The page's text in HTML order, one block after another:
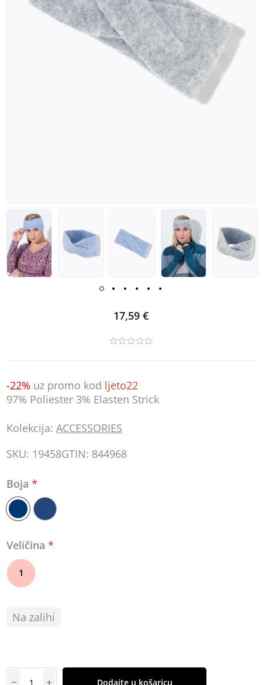
17,59 €
-22% uz promo kod ljeto22
97% Poliester 3% Elasten Strick
Kolekcija: ACCESSORIES
SKU: 19458GTIN: 844968
Boja*
Veličina*
1
Na zalihi
Dodajte u košaricu